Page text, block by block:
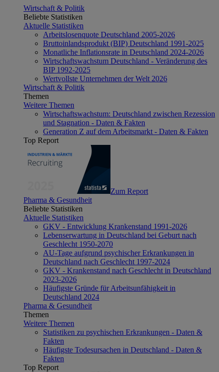
Wirtschaft & Politik
Beliebte Statistiken
Aktuelle Statistiken
Arbeitslosenquote Deutschland 2005-2026
Bruttoinlandsprodukt (BIP) Deutschland 1991-2025
Monatliche Inflationsrate in Deutschland 2024-2026
Wirtschaftswachstum Deutschland - Veränderung des
BIP 1992-2025
Wertvollste Unternehmen der Welt 2026
Wirtschaft & Politik
Themen
Weitere Themen
Wirtschaftswachstum: Deutschland zwischen Rezession
und Stagnation - Daten & Fakten
Generation Z auf dem Arbeitsmarkt - Daten & Fakten
Top Report
Zum Report
Pharma & Gesundheit
Beliebte Statistiken
Aktuelle Statistiken
GKV - Entwicklung Krankenstand 1991-2026
Lebenserwartung in Deutschland bei Geburt nach
Geschlecht 1950-2070
AU-Tage aufgrund psychischer Erkrankungen in
Deutschland nach Geschlecht 1997-2024
GKV - Krankenstand nach Geschlecht in Deutschland
2023-2026
Häufigste Gründe für Arbeitsunfähigkeit in
Deutschland 2024
Pharma & Gesundheit
Themen
Weitere Themen
Statistiken zu psychischen Erkrankungen - Daten &
Fakten
Häufigste Todesursachen in Deutschland - Daten &
Fakten
Top Report